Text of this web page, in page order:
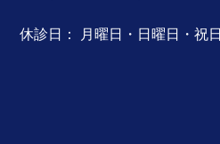
休診日： 月曜日・日曜日・祝日